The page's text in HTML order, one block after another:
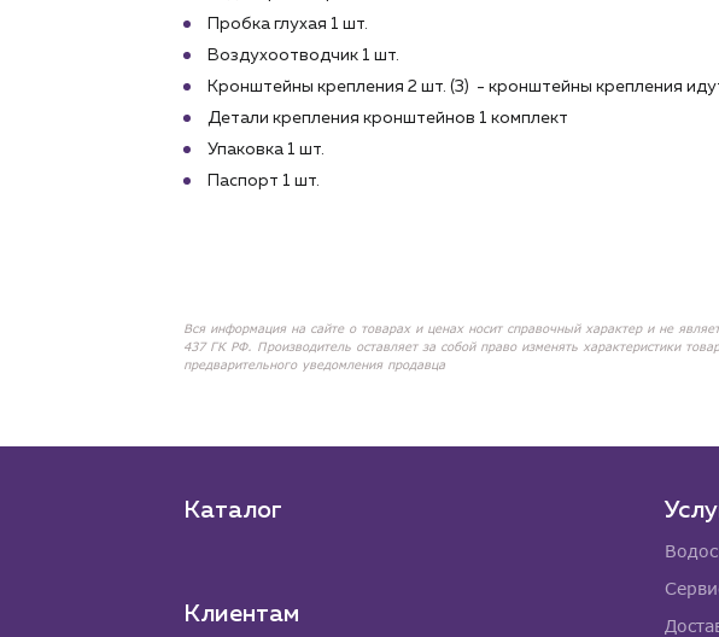
Пробка глухая 1 шт.
Воздухоотводчик 1 шт.
Кронштейны крепления 2 шт. (3) - кронштейны крепления
Детали крепления кронштейнов 1 комплект
Упаковка 1 шт.
Паспорт 1 шт.
Вся информация на сайте о товарах и ценах носит справочный характер и не
437 ГК РФ. Производитель оставляет за собой право изменять характеристики
предварительного уведомления продавца
Каталог
Клиентам